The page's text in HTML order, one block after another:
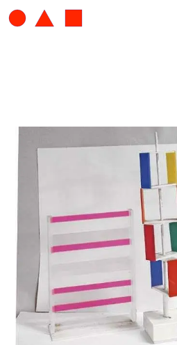
ALBERT
CATALOGUE